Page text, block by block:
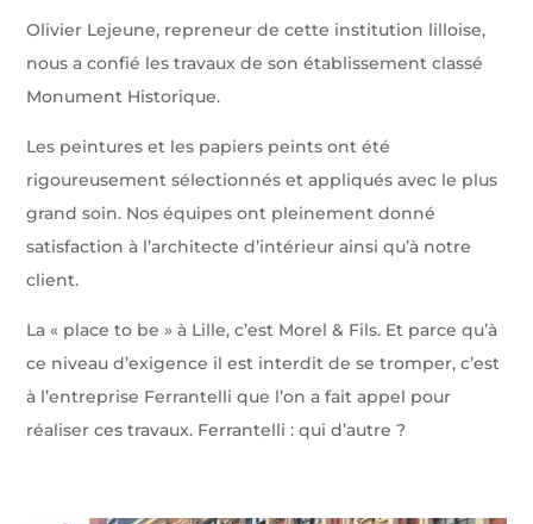
Olivier Lejeune, repreneur de cette institution lilloise,
nous a confié les travaux de son établissement classé
Monument Historique.
Les peintures et les papiers peints ont été
rigoureusement sélectionnés et appliqués avec le plus
grand soin. Nos équipes ont pleinement donné
satisfaction à l’architecte d’intérieur ainsi qu’à notre
client.
La « place to be » à Lille, c’est Morel & Fils. Et parce qu’à
ce niveau d’exigence il est interdit de se tromper, c’est
à l’entreprise Ferrantelli que l’on a fait appel pour
réaliser ces travaux. Ferrantelli : qui d’autre ?